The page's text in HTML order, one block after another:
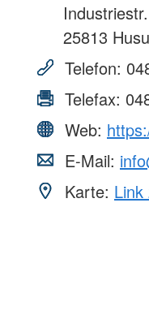
25813
Telefon:
Telefax:
Web:
E-Mail:
Karte: